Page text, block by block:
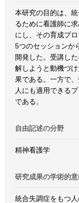
本研究の目的は、
るために看護師に
にし、その育成プ
5つのセッションか
開発した。受講し
解しようと動機づ
果である。一方で
人にも適用できる
である。
自由記述の分野
精神看護学
研究成果の学術的
統合失調症をもつ